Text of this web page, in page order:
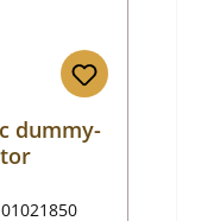
dummy-
01021850